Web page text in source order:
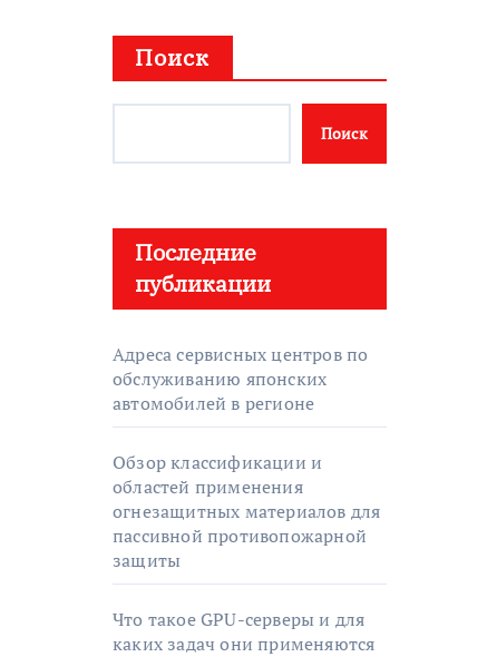
Поиск
Поиск
Последние
публикации
Адреса сервисных центров по
обслуживанию японских
автомобилей в регионе
Обзор классификации и
областей применения
огнезащитных материалов для
пассивной противопожарной
защиты
Что такое GPU-серверы и для
каких задач они применяются